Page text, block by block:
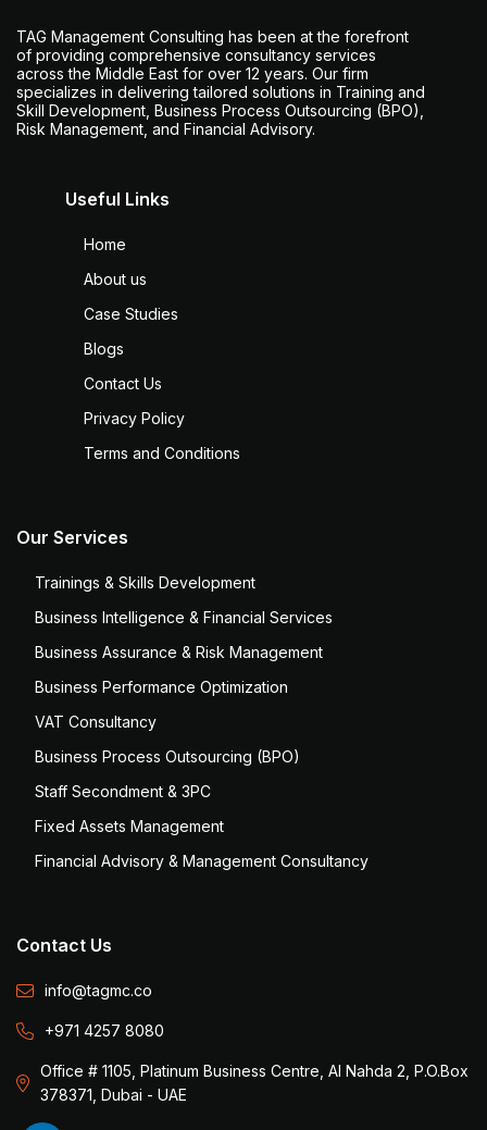
TAG Management Consulting has been at the forefront
of providing comprehensive consultancy services
across the Middle East for over 12 years. Our firm
specializes in delivering tailored solutions in Training and
Skill Development, Business Process Outsourcing (BPO),
Risk Management, and Financial Advisory.
Useful Links
Home
About us
Case Studies
Blogs
Contact Us
Privacy Policy
Terms and Conditions
Our Services
Trainings & Skills Development
Business Intelligence & Financial Services
Business Assurance & Risk Management
Business Performance Optimization
VAT Consultancy
Business Process Outsourcing (BPO)
Staff Secondment & 3PC
Fixed Assets Management
Financial Advisory & Management Consultancy
Contact Us
info@tagmc.co
+971 4257 8080
Office # 1105, Platinum Business Centre, Al Nahda 2, P.O.Box
378371, Dubai - UAE